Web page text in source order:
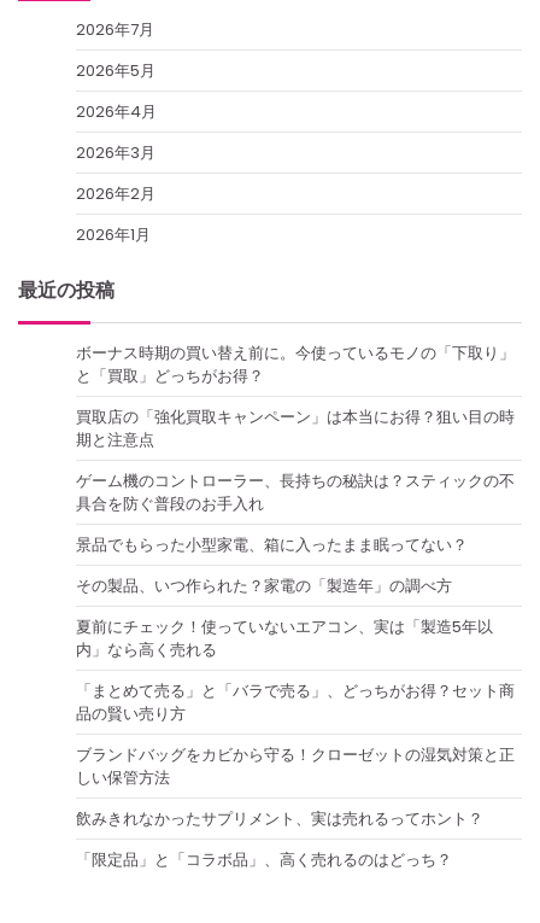
2026年7月
2026年5月
2026年4月
2026年3月
2026年2月
2026年1月
最近の投稿
ボーナス時期の買い替え前に。今使っているモノの「下取り」
と「買取」どっちがお得？
買取店の「強化買取キャンペーン」は本当にお得？狙い目の時
期と注意点
ゲーム機のコントローラー、長持ちの秘訣は？スティックの不
具合を防ぐ普段のお手入れ
景品でもらった小型家電、箱に入ったまま眠ってない？
その製品、いつ作られた？家電の「製造年」の調べ方
夏前にチェック！使っていないエアコン、実は「製造5年以
内」なら高く売れる
「まとめて売る」と「バラで売る」、どっちがお得？セット商
品の賢い売り方
ブランドバッグをカビから守る！クローゼットの湿気対策と正
しい保管方法
飲みきれなかったサプリメント、実は売れるってホント？
「限定品」と「コラボ品」、高く売れるのはどっち？